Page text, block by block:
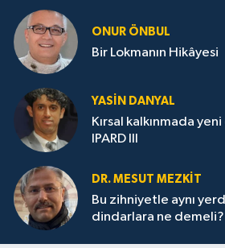
ONUR ÖNBUL
Bir Lokmanın Hikâyesi
YASIN DANYAL
Kırsal kalkınmada
IPARD III
DR. MESUT MEZKIT
Bu zihniyetle aynı
dindarlara ne demeli?